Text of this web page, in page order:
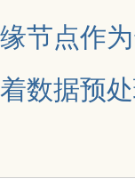
节点作
数据预